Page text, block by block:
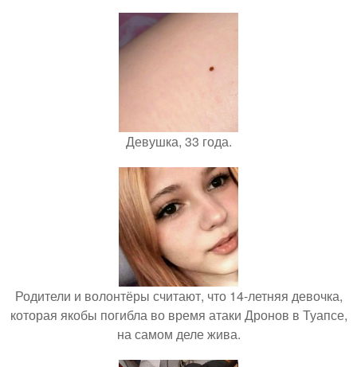
Девушка, 33 года.
Родители и волонтёры считают, что 14-летняя девочка,
которая якобы погибла во время атаки Дронов в Туапсе,
на самом деле жива.